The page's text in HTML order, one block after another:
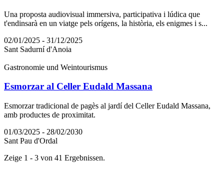
Una proposta audiovisual immersiva, participativa i lúdica que
t'endinsarà en un viatge pels orígens, la història, els enigmes i s...
02/01/2025 - 31/12/2025
Sant Sadurní d'Anoia
Gastronomie und Weintourismus
Esmorzar al Celler Eudald Massana
Esmorzar tradicional de pagès al jardí del Celler Eudald Massana,
amb productes de proximitat.
01/03/2025 - 28/02/2030
Sant Pau d'Ordal
Zeige 1 - 3 von 41 Ergebnissen.